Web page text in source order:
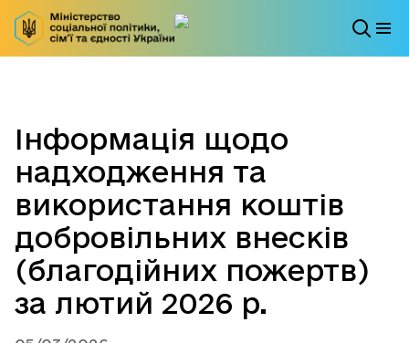
Інформація щодо
надходження та
використання коштів
добровільних внесків
(благодійних пожертв)
за лютий 2026 р.